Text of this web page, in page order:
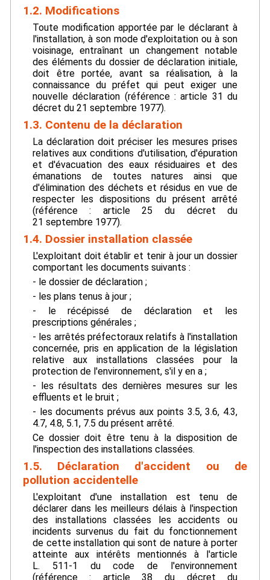
1.2. Modifications
Toute modification apportée par le déclarant à
l'installation, à son mode d'exploitation ou à son
voisinage, entraînant un changement notable
des éléments du dossier de déclaration initiale,
doit être portée, avant sa réalisation, à la
connaissance du préfet qui peut exiger une
nouvelle déclaration (référence : article 31 du
décret du 21 septembre 1977).
1.3. Contenu de la déclaration
La déclaration doit préciser les mesures prises
relatives aux conditions d'utilisation, d'épuration
et d'évacuation des eaux résiduaires et des
émanations de toutes natures ainsi que
d'élimination des déchets et résidus en vue de
respecter les dispositions du présent arrêté
(référence : article 25 du décret du
21 septembre 1977).
1.4. Dossier installation classée
L'exploitant doit établir et tenir à jour un dossier
comportant les documents suivants :
- le dossier de déclaration ;
- les plans tenus à jour ;
- le récépissé de déclaration et les
prescriptions générales ;
- les arrêtés préfectoraux relatifs à l'installation
concernée, pris en application de la législation
relative aux installations classées pour la
protection de l'environnement, s'il y en a ;
- les résultats des dernières mesures sur les
effluents et le bruit ;
- les documents prévus aux points 3.5, 3.6, 4.3,
4.7, 4.8, 5.1, 7.5 du présent arrêté.
Ce dossier doit être tenu à la disposition de
l'inspection des installations classées.
1.5. Déclaration d'accident ou de
pollution accidentelle
L'exploitant d'une installation est tenu de
déclarer dans les meilleurs délais à l'inspection
des installations classées les accidents ou
incidents survenus du fait du fonctionnement
de cette installation qui sont de nature à porter
atteinte aux intérêts mentionnés à l'article
L. 511-1 du code de l'environnement
(référence : article 38 du décret du